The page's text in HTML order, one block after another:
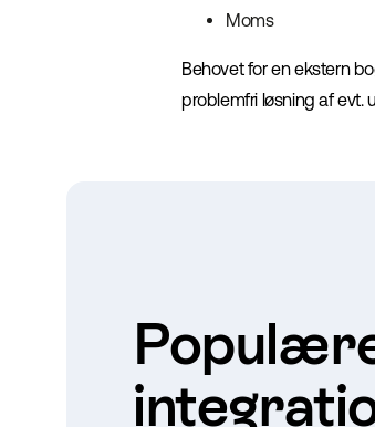
Moms
Behovet for en ekstern
problemfri løsning af evt.